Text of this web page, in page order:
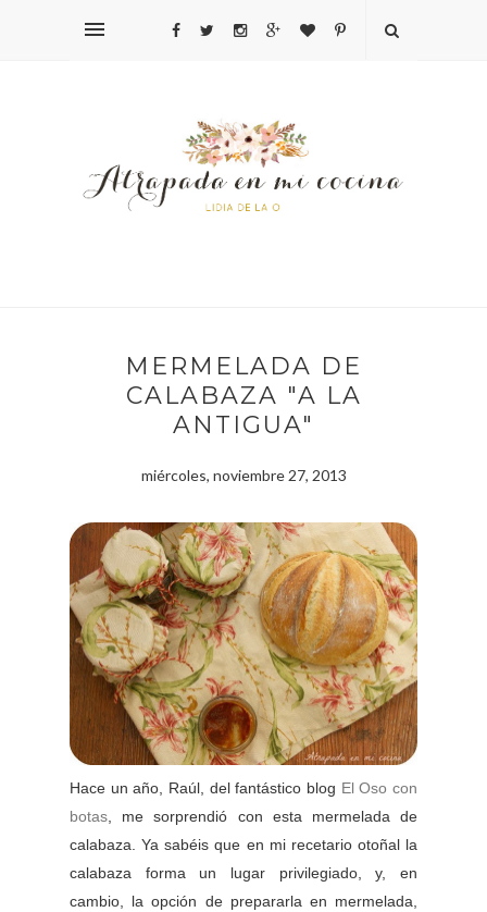
MERMELADA DE
CALABAZA "A LA
ANTIGUA"
miércoles, noviembre 27, 2013
Hace un año, Raúl, del fantástico blog El Oso con
botas, me sorprendió con esta mermelada de
calabaza. Ya sabéis que en mi recetario otoñal la
calabaza forma un lugar privilegiado, y, en
cambio, la opción de prepararla en mermelada,